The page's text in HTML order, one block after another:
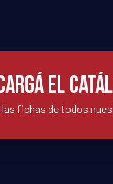
EL
las fichas de todos